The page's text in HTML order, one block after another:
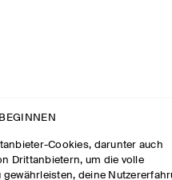
Cookies, darunter auch
Drittanbietern, um die volle
gewährleisten, deine